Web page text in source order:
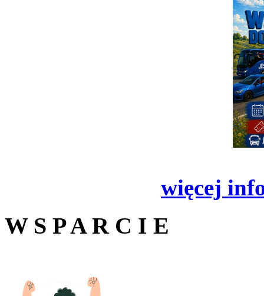
więcej
W S P A R C I E